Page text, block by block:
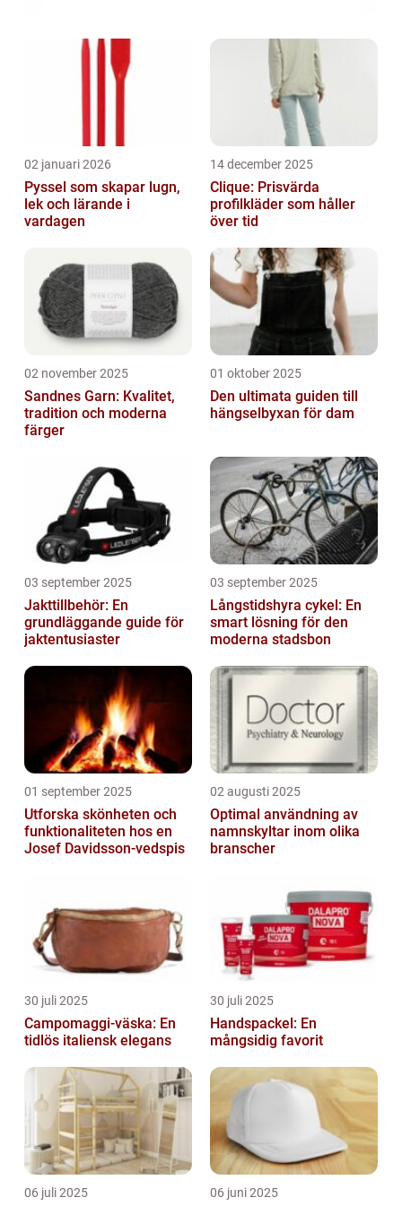
02 januari 2026
Pyssel som skapar lugn,
lek och lärande i
vardagen
14 december 2025
Clique: Prisvärda
profilkläder som håller
över tid
02 november 2025
Sandnes Garn: Kvalitet,
tradition och moderna
färger
01 oktober 2025
Den ultimata guiden till
hängselbyxan för dam
03 september 2025
Jakttillbehör: En
grundläggande guide för
jaktentusiaster
03 september 2025
Långstidshyra cykel: En
smart lösning för den
moderna stadsbon
01 september 2025
Utforska skönheten och
funktionaliteten hos en
Josef Davidsson-vedspis
02 augusti 2025
Optimal användning av
namnskyltar inom olika
branscher
30 juli 2025
Campomaggi-väska: En
tidlös italiensk elegans
30 juli 2025
Handspackel: En
mångsidig favorit
06 juli 2025 06 juni 2025